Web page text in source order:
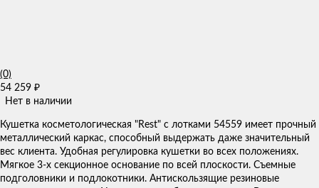
(0)
54 259 ₽
Нет в наличии
Кушетка косметологическая "Rest" с лотками 54559 имеет прочный
металлический каркас, способный выдержать даже значительный
вес клиента. Удобная регулировка кушетки во всех положениях.
Мягкое 3-х секционное основание по всей плоскости. Съемные
подголовники и подлокотники. Антискользящие резиновые